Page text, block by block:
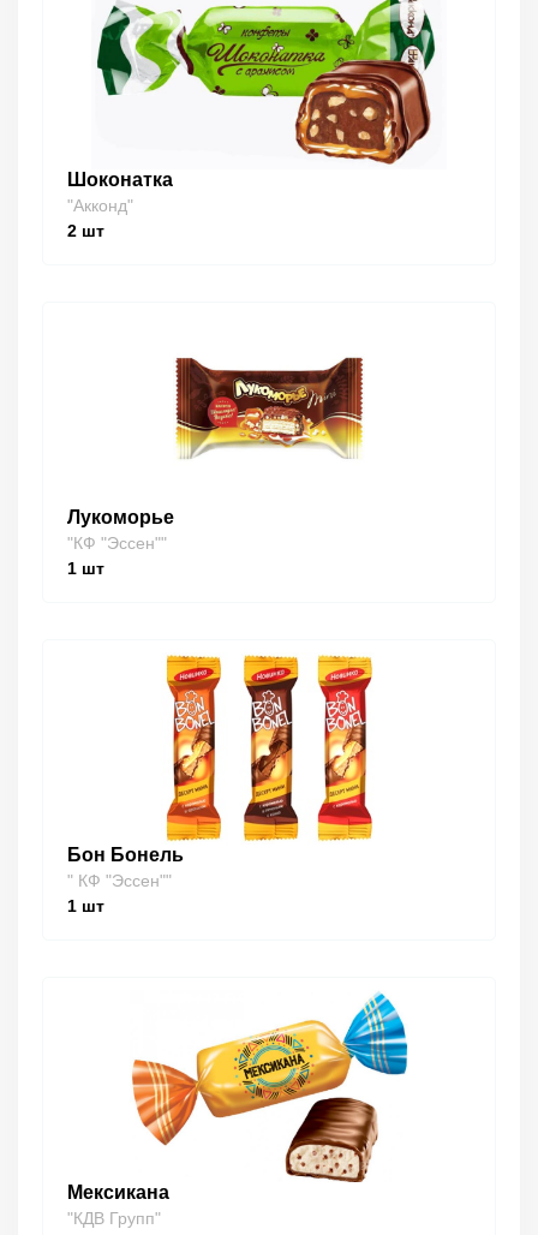
Шоконатка
"Акконд"
2 шт
Лукоморье
"КФ "Эссен""
1 шт
Бон Бонель
" КФ "Эссен""
1 шт
Мексикана
"КДВ Групп"